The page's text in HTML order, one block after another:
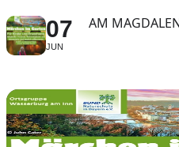
07
JUN
AM